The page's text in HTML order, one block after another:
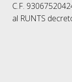
C.F.
al RUNTS